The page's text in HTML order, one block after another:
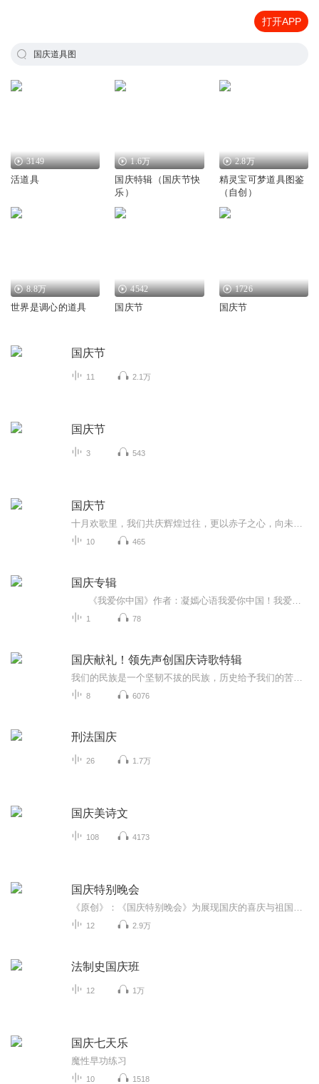
打开APP
国庆道具图
3149
活道具
1.6万
国庆特辑（国庆节快
乐）
2.8万
精灵宝可梦道具图鉴
（自创）
8.8万
世界是调心的道具
4542
国庆节
1726
国庆节
国庆节
11 2.1万
国庆节
3 543
国庆节
10 465
国庆专辑
1 78
国庆献礼！领先声创国庆诗歌特辑
8 6076
刑法国庆
26 1.7万
国庆美诗文
108 4173
国庆特别晚会
12 2.9万
法制史国庆班
12 1万
国庆七天乐
魔性早功练习
10 1518